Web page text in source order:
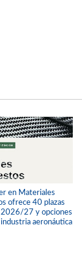
en Materiales
ofrece 40 plazas
2026/27 y opciones
aeronáutica